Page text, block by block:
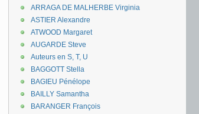
ARRAGA DE MALHERBE Virginia
ASTIER Alexandre
ATWOOD Margaret
AUGARDE Steve
Auteurs en S, T, U
BAGGOTT Stella
BAGIEU Pénélope
BAILLY Samantha
BARANGER François